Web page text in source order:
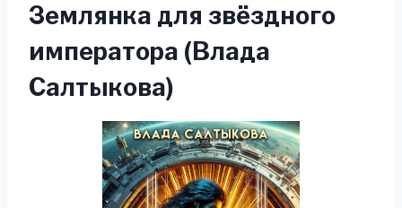
Землянка для звёздного
императора (Влада
Салтыкова)